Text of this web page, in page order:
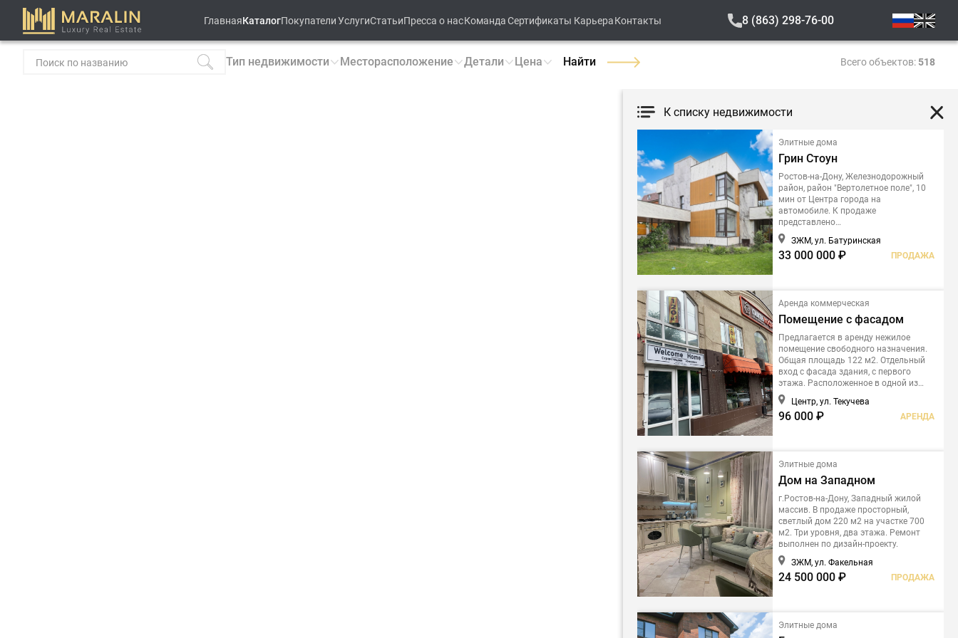
ГлавнаяКаталогПокупателиУслугиСтатьиПресса о насКомандаСертификаты КарьераКонтакты 8 (863) 298-76-00
Тип недвижимости Месторасположение Детали Цена Найти Всего объектов: 518
К списку недвижимости
Элитные дома
Грин Стоун
Ростов-на-Дону, Железнодорожный
район, район "Вертолетное поле", 10
мин от Центра города на
автомобиле. К продаже
представлено
частное домовладение.Проект
создан в соответствии с
современными, востребованными
ЗЖМ, ул. Батуринская
33 000 000 ₽ ПРОДАЖА
Аренда коммерческая
Помещение с фасадом
Предлагается в аренду нежилое
помещение свободного назначения.
Общая площадь 122 м2. Отдельный
вход с фасада здания, с первого
этажа. Расположенное в одной из
самых востребованных деловых
локаций Ростова-на-Дону - на
пересечении улицы Текучева и
Центр, ул. Текучева
96 000 ₽ АРЕНДА
Элитные дома
Дом на Западном
г.Ростов-на-Дону, Западный жилой
массив. В продаже просторный,
светлый дом 220 м2 на участке 700
м2. Три уровня, два этажа. Ремонт
выполнен по дизайн-проекту.
ЗЖМ, ул. Факельная
24 500 000 ₽ ПРОДАЖА
Элитные дома